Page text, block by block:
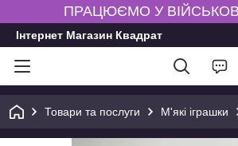
ПРАЦЮЄМО У
Інтернет Магазин Квадрат
Товари та послуги М'які іграшки